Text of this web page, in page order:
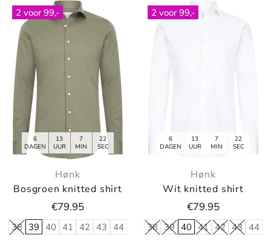
2 voor 99,-
6
DAGEN
13
UUR
7
MIN
21
SEC
Hønk
Bosgroen knitted shirt
€79.95
38 39 40 41 42 43 44
2 voor 99,-
6
DAGEN
13
UUR
7
MIN
21
SEC
Hønk
Wit knitted shirt
€79.95
38 39 40 41 42 43 44